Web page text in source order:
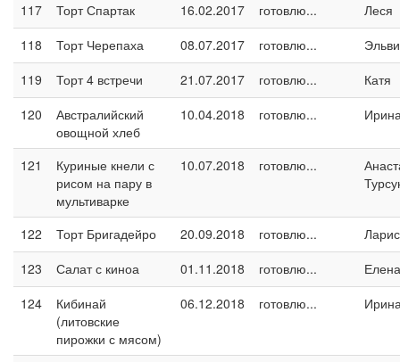
117 Торт Спартак 16.02.2017 готовлю...
Леся
118
Торт Черепаха 08.07.2017 готовлю...
119
Торт 4 встречи 21.07.2017 готовлю...
Катя
120
Австралийский
овощной хлеб
10.04.2018 готовлю...
121
Куриные кнели с
рисом на пару в
мультиварке
10.07.2018 готовлю...
122 Торт Бригадейро 20.09.2018 готовлю...
123
Салат с киноа 01.11.2018 готовлю...
124
Кибинай
(литовские
пирожки с мясом)
06.12.2018 готовлю...